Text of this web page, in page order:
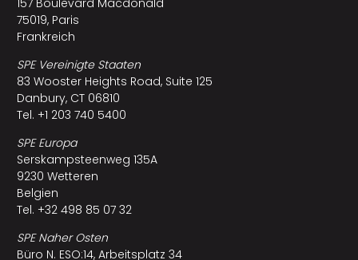
75019, Paris
Frankreich
SPE Vereinigte Staaten
83 Wooster Heights Road, Suite 125
Danbury, CT 06810
Tel. +1 203 740 5400
SPE Europa
Serskampsteenweg 135A
9230 Wetteren
Belgien
Tel. +32 498 85 07 32
SPE Naher Osten
Büro N. ESO:14, Arbeitsplatz 34